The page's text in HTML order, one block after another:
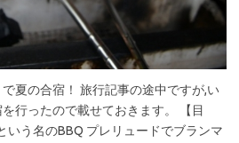
夏の合宿！ 旅行記事の途中ですが,い
行ったので載せておきます。 【目
いう名のBBQ プレリュードでブランマ